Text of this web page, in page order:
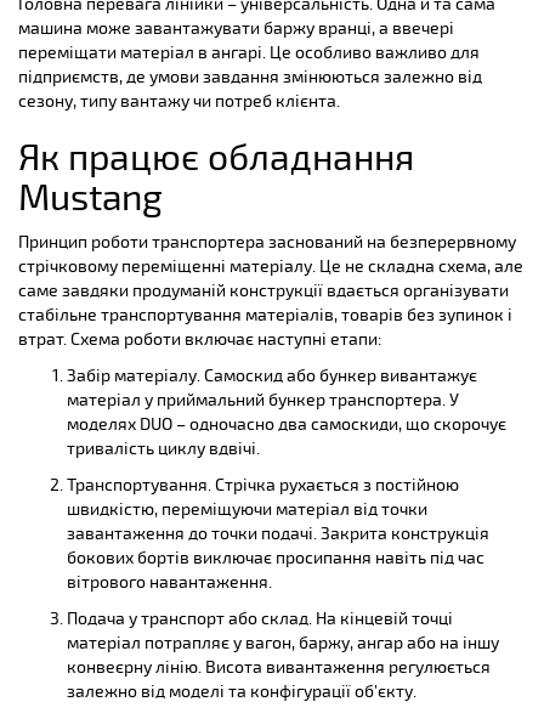
машина може завантажувати баржу вранці, а ввечері
переміщати матеріал в ангарі. Це особливо важливо для
підприємств, де умови завдання змінюються залежно від
сезону, типу вантажу чи потреб клієнта.
Як працює обладнання
Mustang
Принцип роботи транспортера заснований на безперервному
стрічковому переміщенні матеріалу. Це не складна схема, але
саме завдяки продуманій конструкції вдається організувати
стабільне транспортування матеріалів, товарів без зупинок і
втрат. Схема роботи включає наступні етапи:
Забір матеріалу. Самоскид або бункер вивантажує
матеріал у приймальний бункер транспортера. У
моделях DUO – одночасно два самоскиди, що скорочує
тривалість циклу вдвічі.
Транспортування. Стрічка рухається з постійною
швидкістю, переміщуючи матеріал від точки
завантаження до точки подачі. Закрита конструкція
бокових бортів виключає просипання навіть під час
вітрового навантаження.
Подача у транспорт або склад. На кінцевій точці
матеріал потрапляє у вагон, баржу, ангар або на іншу
конвеєрну лінію. Висота вивантаження регулюється
залежно від моделі та конфігурації об’єкту.